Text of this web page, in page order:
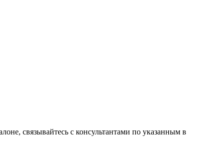
связывайтесь с консультантами по указанным в